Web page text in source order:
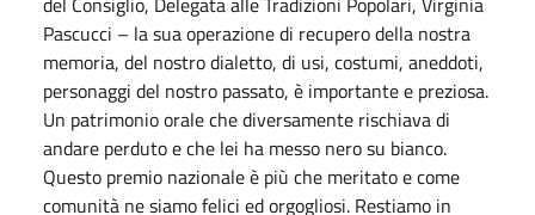
Pascucci – la sua operazione di recupero della nostra
memoria, del nostro dialetto, di usi, costumi, aneddoti,
personaggi del nostro passato, è importante e preziosa.
Un patrimonio orale che diversamente rischiava di
andare perduto e che lei ha messo nero su bianco.
Questo premio nazionale è più che meritato e come
comunità ne siamo felici ed orgogliosi. Restiamo in